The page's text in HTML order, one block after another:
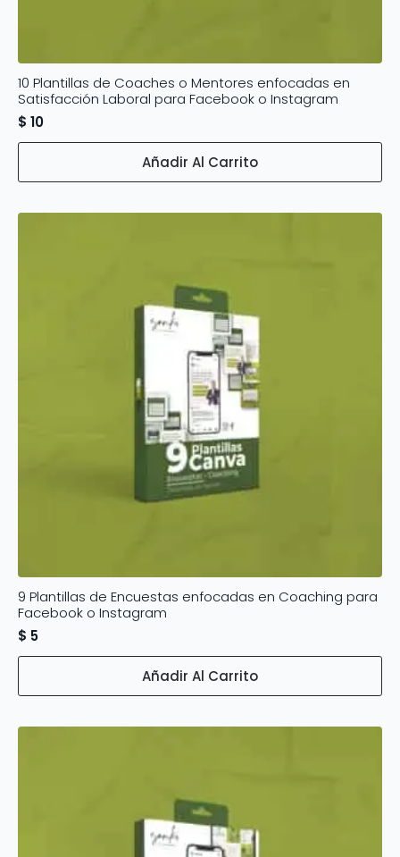
10 Plantillas de Coaches o Mentores enfocadas en
Satisfacción Laboral para Facebook o Instagram
$ 10
Añadir Al Carrito
9 Plantillas de Encuestas enfocadas en Coaching para
Facebook o Instagram
$ 5
Añadir Al Carrito